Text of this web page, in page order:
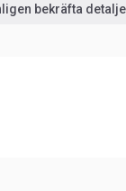
bekräfta